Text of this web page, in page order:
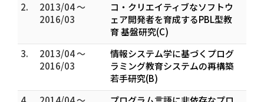
2.
2013/04 ～
2016/03
コ・クリエイティブなソフトウ
ェア開発者を育成するPBL型教
育 基盤研究(C)
3.
2013/04 ～
2016/03
情報システム学に基づくプログ
ラミング教育システムの再構築
若手研究(B)